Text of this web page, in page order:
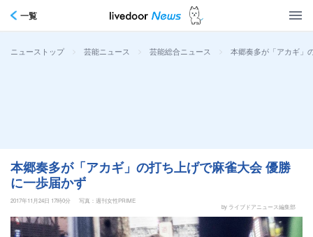
一覧
ニューストップ > 芸能ニュース > 芸能総合ニュース > 本郷奏多が「アカギ」
本郷奏多が「アカギ」の打ち上げで麻雀大会 優勝
に一歩届かず
2017年11月24日 17時0分
写真：週刊女性PRIME
by ライブドアニュース編集部